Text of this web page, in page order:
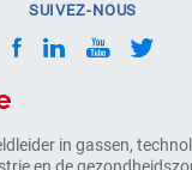
in gassen,
SUIVEZ-NOUS